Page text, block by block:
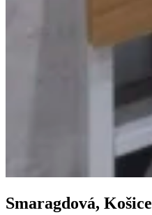
Smaragdová, Košice